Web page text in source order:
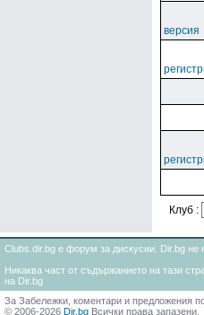
версия
Клуб :
Clubs.dir.bg е форум за дискусии. Dir.bg не
Никаква част от съдържанието на тази
на Dir.bg
За Забележки, коментари и предложения
© 2006-2026 Dir.bg Всички права запазени.